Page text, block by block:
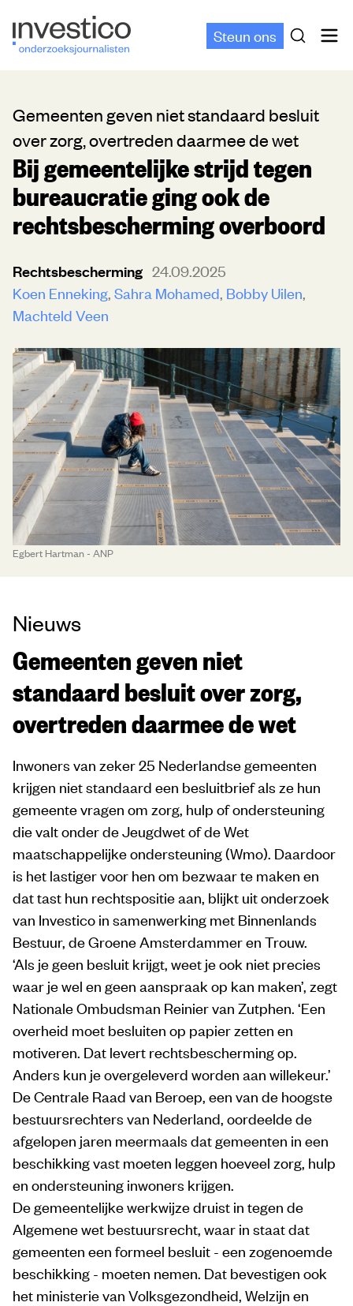
Steun ons
Gemeenten geven niet standaard besluit
over zorg, overtreden daarmee de wet
Bij gemeentelijke strijd tegen
bureaucratie ging ook de
rechtsbescherming overboord
Rechtsbescherming 24.09.2025
Koen Enneking Sahra Mohamed Bobby Uilen
Machteld Veen
Egbert Hartman - ANP
Nieuws
Gemeenten geven niet
standaard besluit over zorg,
overtreden daarmee de wet
Inwoners van zeker 25 Nederlandse gemeenten
krijgen niet standaard een besluitbrief als ze hun
gemeente vragen om zorg, hulp of ondersteuning
die valt onder de Jeugdwet of de Wet
maatschappelijke ondersteuning (Wmo). Daardoor
is het lastiger voor hen om bezwaar te maken en
dat tast hun rechtspositie aan, blijkt uit onderzoek
van Investico in samenwerking met Binnenlands
Bestuur, de Groene Amsterdammer en Trouw.
‘Als je geen besluit krijgt, weet je ook niet precies
waar je wel en geen aanspraak op kan maken’, zegt
Nationale Ombudsman Reinier van Zutphen. ‘Een
overheid moet besluiten op papier zetten en
motiveren. Dat levert rechtsbescherming op.
Anders kun je overgeleverd worden aan willekeur.’
De Centrale Raad van Beroep, een van de hoogste
bestuursrechters van Nederland, oordeelde de
afgelopen jaren meermaals dat gemeenten in een
beschikking vast moeten leggen hoeveel zorg, hulp
en ondersteuning inwoners krijgen.
De gemeentelijke werkwijze druist in tegen de
Algemene wet bestuursrecht, waar in staat dat
gemeenten een formeel besluit - een zogenoemde
beschikking - moeten nemen. Dat bevestigen ook
het ministerie van Volksgezondheid, Welzijn en